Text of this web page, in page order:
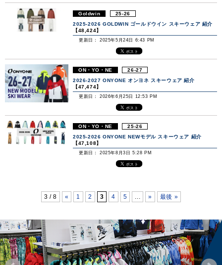
Goldwin
25-26
2025-2026 GOLDWIN ゴールドウイン スキーウェア 紹介
【48,424】
更新日： 2025年5月24日 6:43 PM
ON・YO・NE
26-27
2026-2027 ONYONE オンヨネ スキーウェア 紹介
【47,474】
更新日： 2026年6月25日 12:53 PM
ON・YO・NE
25-26
2025-2026 ONYONE NEWモデル スキーウェア 紹介
【47,108】
更新日： 2025年8月3日 5:28 PM
3 / 8 « 1 2 3 4 5 » 最後 »